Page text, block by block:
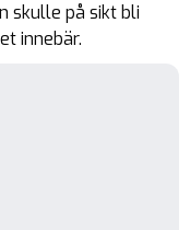
skulle på sikt bli
innebär.